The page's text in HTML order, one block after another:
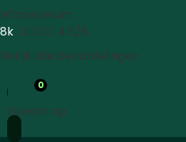
Wholecelium
8k  4.5/5
Bekijk alle beoordelingen
0
Zoeken op